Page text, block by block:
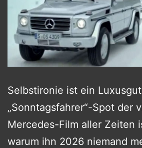
Selbstironie ist ein
„Sonntagsfahrer“-Spot der
Mercedes-Film aller Zeiten
warum ihn 2026 niemand